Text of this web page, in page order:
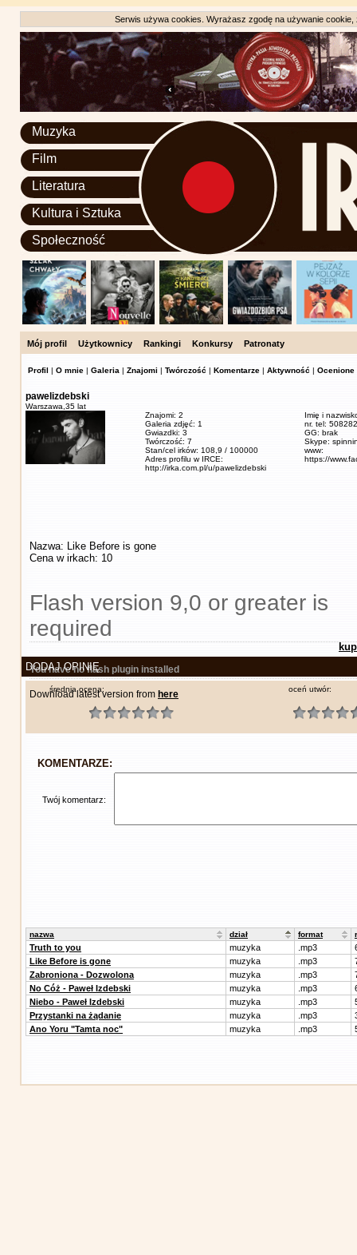
Serwis używa cookies. Wyrażasz zgodę na używanie
Muzyka
Film
Literatura
Kultura i Sztuka
Społeczność
Mój profil Użytkownicy Rankingi Konkursy Patronaty
Profil | O mnie | Galeria | Znajomi | Twórczość | Komentarze | Aktywność | Ocenione
pawelizdebski
Warszawa, 35 lat
Znajomi: 2
Galeria zdjęć: 1
Gwiazdki: 3
Twórczość: 7
Stan/cel irków: 108,9 / 100000
Adres profilu w IRCE:
http://irka.com.pl/u/pawelizdebski
Imię i
nr. tel:
GG: brak
Skype:
www:
https://
Nazwa: Like Before is gone
Cena w irkach: 10
Flash version 9,0 or greater is
required
You have no flash plugin installed
Download latest version from here
DODAJ OPINIĘ
średnia ocena: oceń utwór:
KOMENTARZE:
Twój komentarz:
nazwa dział format
Truth to you muzyka .mp3
Like Before is gone
muzyka .mp3
Zabroniona - Dozwolona
muzyka .mp3
No Cóż - Paweł Izdebski
muzyka .mp3
Niebo - Paweł Izdebski
muzyka .mp3
Przystanki na żądanie
muzyka .mp3
Ano Yoru "Tamta noc"
muzyka .mp3